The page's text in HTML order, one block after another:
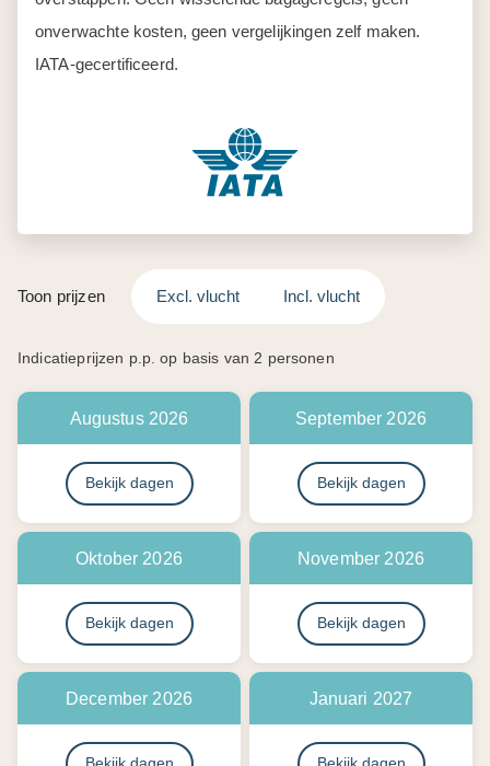
Excl. vlucht Incl. vlucht
Augustus 2026 September 2026
Oktober 2026
Bekijk dagen
November 2026
Bekijk dagen
December 2026
Bekijk dagen
Januari 2027
Bekijk dagen
Februari 2027
Bekijk dagen
Maart 2027
Bekijk dagen